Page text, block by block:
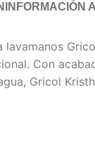
INFORMACIÓN
lavamanos
Con
Gricol